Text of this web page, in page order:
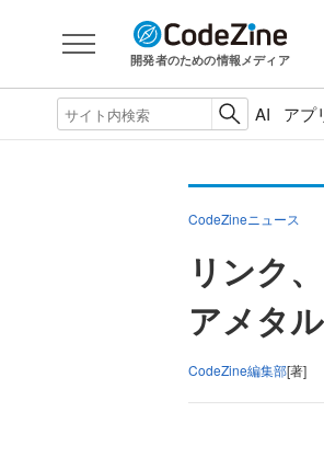
開発者のための情報メディア
AI アプ
CodeZineニュース
リンク
アメタ
CodeZine編集部[著]